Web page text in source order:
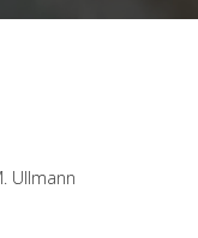
Ullmann